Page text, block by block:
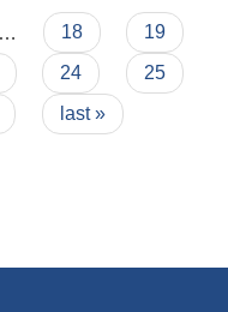
18
19
24
25
last »